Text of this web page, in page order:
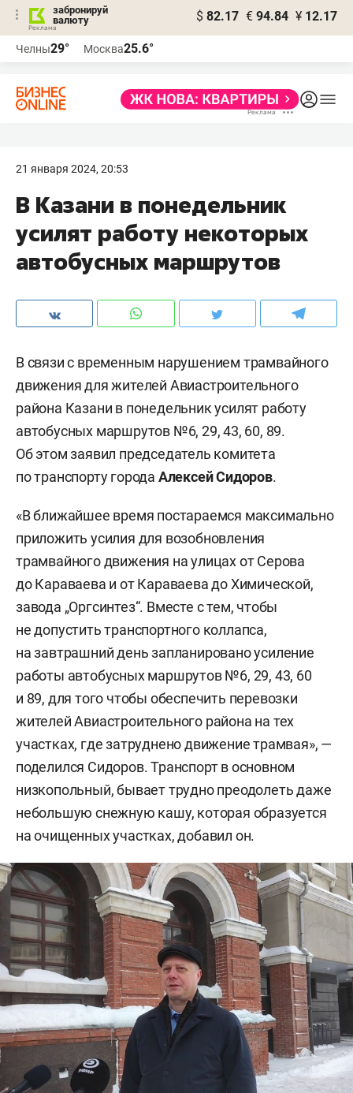
забронируй
валюту
$ 82.17 € 94.84 ¥ 12.17
Челны29° Москва25.6°
21 января 2024, 20:53
В Казани в понедельник
усилят работу некоторых
автобусных маршрутов
В связи с временным нарушением трамвайного
движения для жителей Авиастроительного
района Казани в понедельник усилят работу
автобусных маршрутов №6, 29, 43, 60, 89.
Об этом заявил председатель комитета
по транспорту города Алексей Сидоров.
«В ближайшее время постараемся максимально
приложить усилия для возобновления
трамвайного движения на улицах от Серова
до Караваева и от Караваева до Химической,
завода „Оргсинтез“. Вместе с тем, чтобы
не допустить транспортного коллапса,
на завтрашний день запланировано усиление
работы автобусных маршрутов №6, 29, 43, 60
и 89, для того чтобы обеспечить перевозки
жителей Авиастроительного района на тех
участках, где затруднено движение трамвая», —
поделился Сидоров. Транспорт в основном
низкопольный, бывает трудно преодолеть даже
небольшую снежную кашу, которая образуется
на очищенных участках, добавил он.